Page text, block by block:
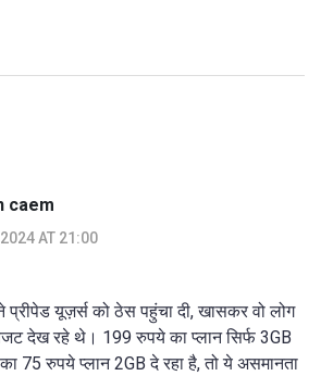
caem
AT 21:00
प्रीपेड यूज़र्स को ठेस पहुंचा दी, खासकर वो लोग
देख रहे थे। 199 रुपये का प्लान सिर्फ 3GB
75 रुपये प्लान 2GB दे रहा है, तो ये असमानता